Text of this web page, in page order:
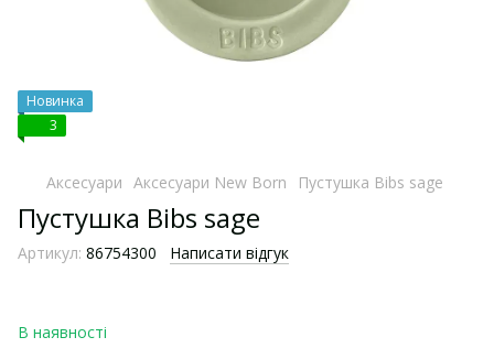
Новинка
3
Аксесуари Аксесуари New Born Пустушка Bibs sage
Пустушка Bibs sage
Артикул: 86754300 Написати відгук
В наявності